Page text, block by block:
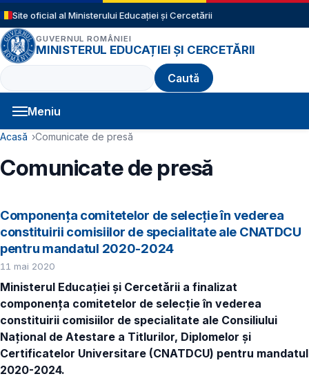
Sari la conținutul principal
Site oficial al Ministerului Educației și Cercetării
GUVERNUL ROMÂNIEI
MINISTERUL EDUCAȚIEI ȘI CERCETĂRII
Caută
Meniu
Navigație principală
Cale de navigare
Acasă Comunicate de presă
Comunicate de presă
Componența comitetelor de selecție în vederea
constituirii comisiilor de specialitate ale CNATDCU
pentru mandatul 2020-2024
11 mai 2020
Ministerul Educației și Cercetării a finalizat
componența comitetelor de selecție în vederea
constituirii comisiilor de specialitate ale Consiliului
Național de Atestare a Titlurilor, Diplomelor și
Certificatelor Universitare (CNATDCU) pentru mandatul
2020-2024.